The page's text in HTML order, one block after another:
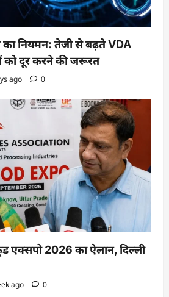
का नियमन: तेजी से बढ़ते VDA
को दूर करने की जरूरत
ago 0
2026 का ऐलान, दिल्ली
ago 0